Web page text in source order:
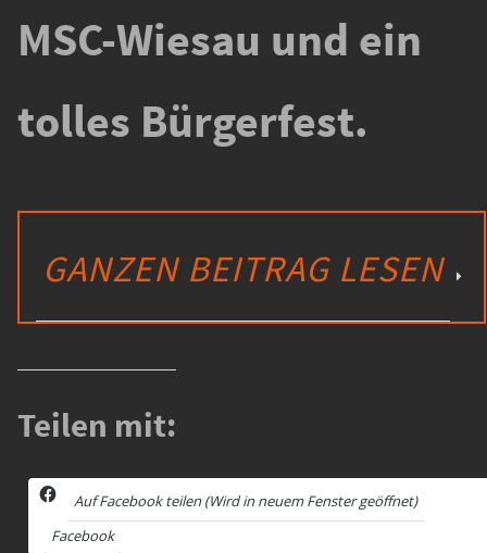
MSC-Wiesau und ein
tolles Bürgerfest.
GANZEN BEITRAG LESEN
Teilen mit:
Auf Facebook teilen (Wird in neuem Fenster geöffnet)
Facebook